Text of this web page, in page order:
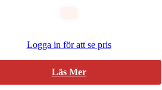
Logga in för att se pris
Läs Mer